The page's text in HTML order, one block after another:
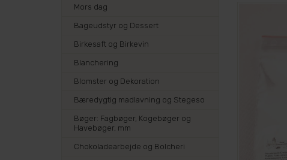
Mors dag
Bageudstyr og Dessert
Birkesaft og Birkevin
Blanchering
Blomster og Dekoration
Bæredygtig madlavning og Stegeso
Bøger: Fagbøger, Kogebøger og
Havebøger, mm
Chokoladearbejde og Bolcheri